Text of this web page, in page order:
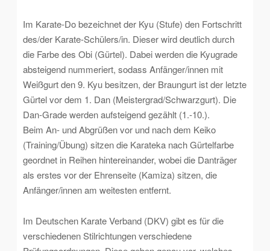
Im Karate-Do bezeichnet der Kyu (Stufe) den Fortschritt
des/der Karate-Schülers/in. Dieser wird deutlich durch
die Farbe des Obi (Gürtel). Dabei werden die Kyugrade
absteigend nummeriert, sodass Anfänger/innen mit
Weißgurt den 9. Kyu besitzen, der Braungurt ist der letzte
Gürtel vor dem 1. Dan (Meistergrad/Schwarzgurt). Die
Dan-Grade werden aufsteigend gezählt (1.-10.).
Beim An- und Abgrüßen vor und nach dem Keiko
(Training/Übung) sitzen die Karateka nach Gürtelfarbe
geordnet in Reihen hintereinander, wobei die Danträger
als erstes vor der Ehrenseite (Kamiza) sitzen, die
Anfänger/innen am weitesten entfernt.
Im Deutschen Karate Verband (DKV) gibt es für die
verschiedenen Stilrichtungen verschiedene